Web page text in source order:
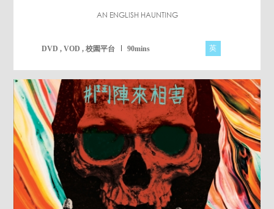
AN ENGLISH HAUNTING
DVD , VOD , 校園平台 90mins 英